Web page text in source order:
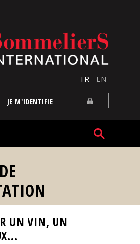
FR EN
JE M'IDENTIFIE
UN VIN, UN